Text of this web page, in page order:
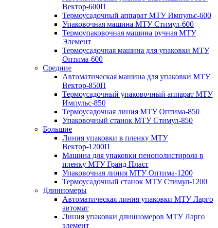
Вектор-600П
Термоусадочный аппарат МТУ Импульс-600
Упаковочная машина МТУ Стимул-600
Термоупаковочная машина ручная МТУ
Элемент
Термоусадочная машина для упаковки МТУ
Оптима-600
Средние
Автоматическая машина для упаковки МТУ
Вектор-850П
Термоусадочный упаковочный аппарат МТУ
Импульс-850
Термоусадочная линия МТУ Оптима-850
Упаковочный станок МТУ Стимул-850
Большие
Линия упаковки в пленку МТУ
Вектор-1200П
Машина для упаковки пенополистирола в
пленку МТУ Гранд Пласт
Упаковочная линия МТУ Оптима-1200
Термоусадочный станок МТУ Стимул-1200
Длинномеры
Автоматическая линия упаковки МТУ Ларго
автомат
Линия упаковки длинномеров МТУ Ларго
элемент